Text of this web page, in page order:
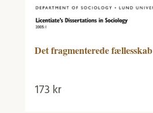
Det fragmenterede fællesskab
173 kr